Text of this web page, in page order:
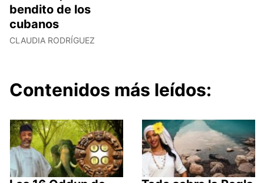
bendito de los
cubanos
CLAUDIA RODRÍGUEZ
Contenidos más leídos: